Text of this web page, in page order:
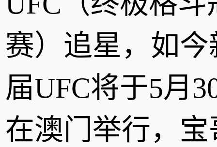
赛）追星，如今
届UFC将于5月
在澳门举行，宝